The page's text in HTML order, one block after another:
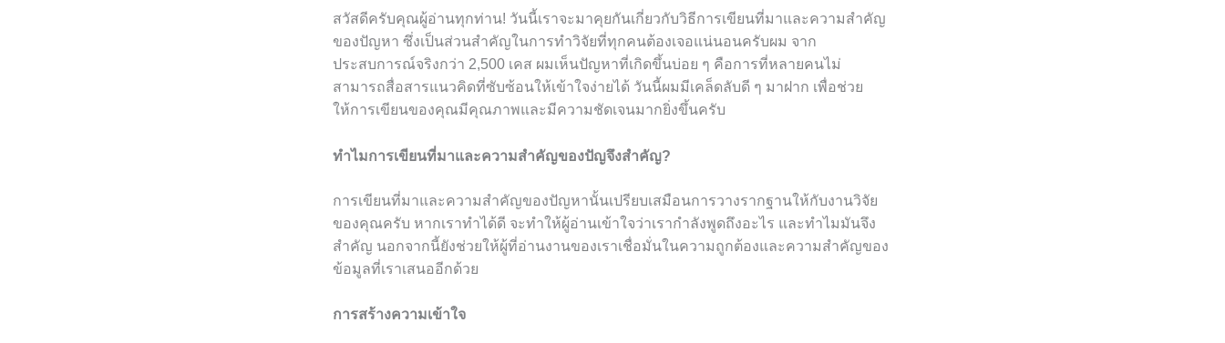
สวัสดีครับคุณผู้อ่านทุกท่าน! วันนี้เราจะมาคุยกันเกี่ยวกับวิธีการเขียนที่มาและความสำคัญ
ของปัญหา ซึ่งเป็นส่วนสำคัญในการทำวิจัยที่ทุกคนต้องเจอแน่นอนครับผม จาก
ประสบการณ์จริงกว่า 2,500 เคส ผมเห็นปัญหาที่เกิดขึ้นบ่อย ๆ คือการที่หลายคนไม่
สามารถสื่อสารแนวคิดที่ซับซ้อนให้เข้าใจง่ายได้ วันนี้ผมมีเคล็ดลับดี ๆ มาฝาก เพื่อช่วย
ให้การเขียนของคุณมีคุณภาพและมีความชัดเจนมากยิ่งขึ้นครับ
ทำไมการเขียนที่มาและความสำคัญของปัญจึงสำคัญ?
การเขียนที่มาและความสำคัญของปัญหานั้นเปรียบเสมือนการวางรากฐานให้กับงานวิจัย
ของคุณครับ หากเราทำได้ดี จะทำให้ผู้อ่านเข้าใจว่าเรากำลังพูดถึงอะไร และทำไมมันจึง
สำคัญ นอกจากนี้ยังช่วยให้ผู้ที่อ่านงานของเราเชื่อมั่นในความถูกต้องและความสำคัญของ
ข้อมูลที่เราเสนออีกด้วย
การสร้างความเข้าใจ